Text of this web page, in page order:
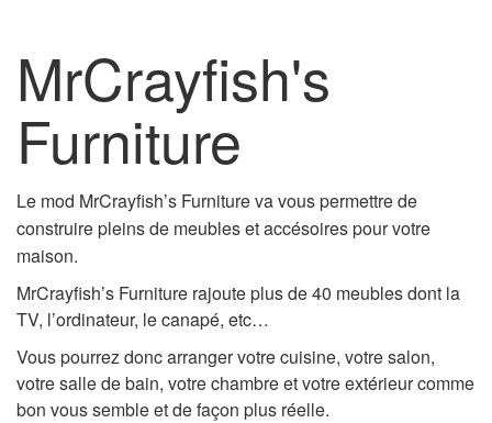
MrCrayfish's
Furniture
Le mod MrCrayfish’s Furniture vavous permettre de
construire pleins de meubles et accésoires pour votre
maison.
MrCrayfish’s Furniture rajoute plus de 40 meubles dont la
TV, l’ordinateur, le canapé, etc…
Vous pourrez donc arranger votre cuisine, votre salon,
votre salle de bain, votre chambre et votre extérieur comme
bon vous semble et de façon plus réelle.